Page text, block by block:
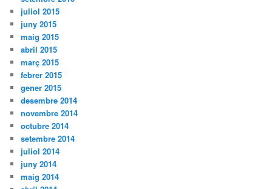
juliol 2015
juny 2015
maig 2015
abril 2015
març 2015
febrer 2015
gener 2015
desembre 2014
novembre 2014
octubre 2014
setembre 2014
juliol 2014
juny 2014
maig 2014